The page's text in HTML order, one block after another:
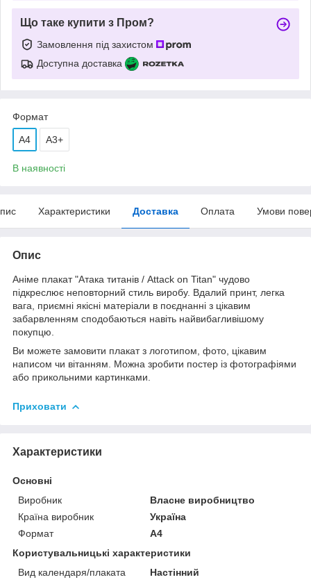
Що таке купити з Пром?
Замовлення під захистом
Доступна доставка
Формат
A4 А3+
В наявності
Характеристики Доставка Оплата Умови
Опис
Аніме плакат "Атака титанів / Attack on Titan" чудово
підкреслює неповторний стиль виробу. Вдалий принт, легка
вага, приємні якісні матеріали в поєднанні з цікавим
забарвленням сподобаються навіть найвибагливішому
покупцю.
Ви можете замовити плакат з логотипом, фото, цікавим
написом чи вітанням. Можна зробити постер із фотографіями
або прикольними картинками.
Приховати
Характеристики
Основні
Виробник
Власне виробництво
Країна виробник
Україна
Формат
A4
Користувальницькі характеристики
Вид календаря/плаката
Настінний